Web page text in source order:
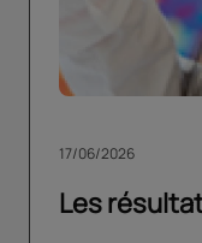
Les
17/06/2026